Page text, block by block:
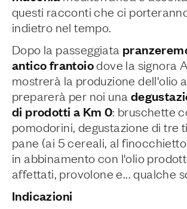
questi racconti che ci
indietro nel tempo.
Dopo la passeggiata
antico frantoiodove la signora
mostrerà la produzione dell'olio
preparerà per noi una
di prodotti a Km 0: bruschette
pomodorini, degustazione di tre
pane (ai 5 cereali, al
in abbinamento con l'olio
affettati, provolone e... qualche
Indicazioni